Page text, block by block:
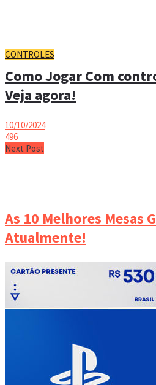
CONTROLES
Como Jogar Com
Veja agora!
10/10/2024
496
Next Post
As 10 Melhores Mesas
Atualmente!